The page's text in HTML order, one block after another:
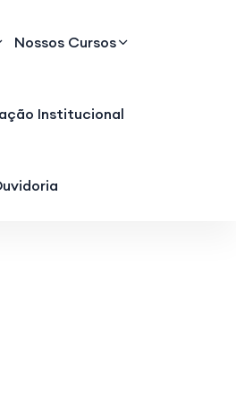
Nossos Cursos
Institucional